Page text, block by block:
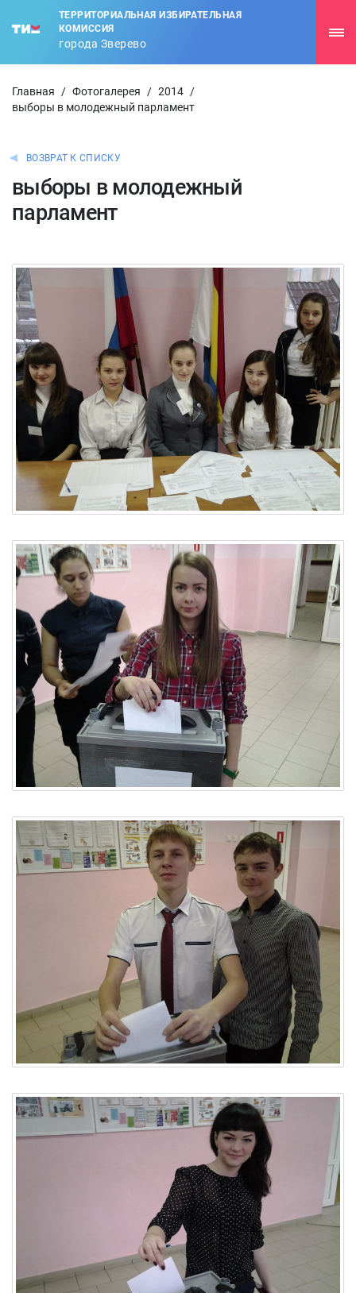
ТЕРРИТОРИАЛЬНАЯ ИЗБИРАТЕЛЬНАЯ
КОМИССИЯ
города Зверево
Главная / Фотогалерея / 2014 /
выборы в молодежный парламент
ВОЗВРАТ К СПИСКУ
выборы в молодежный
парламент